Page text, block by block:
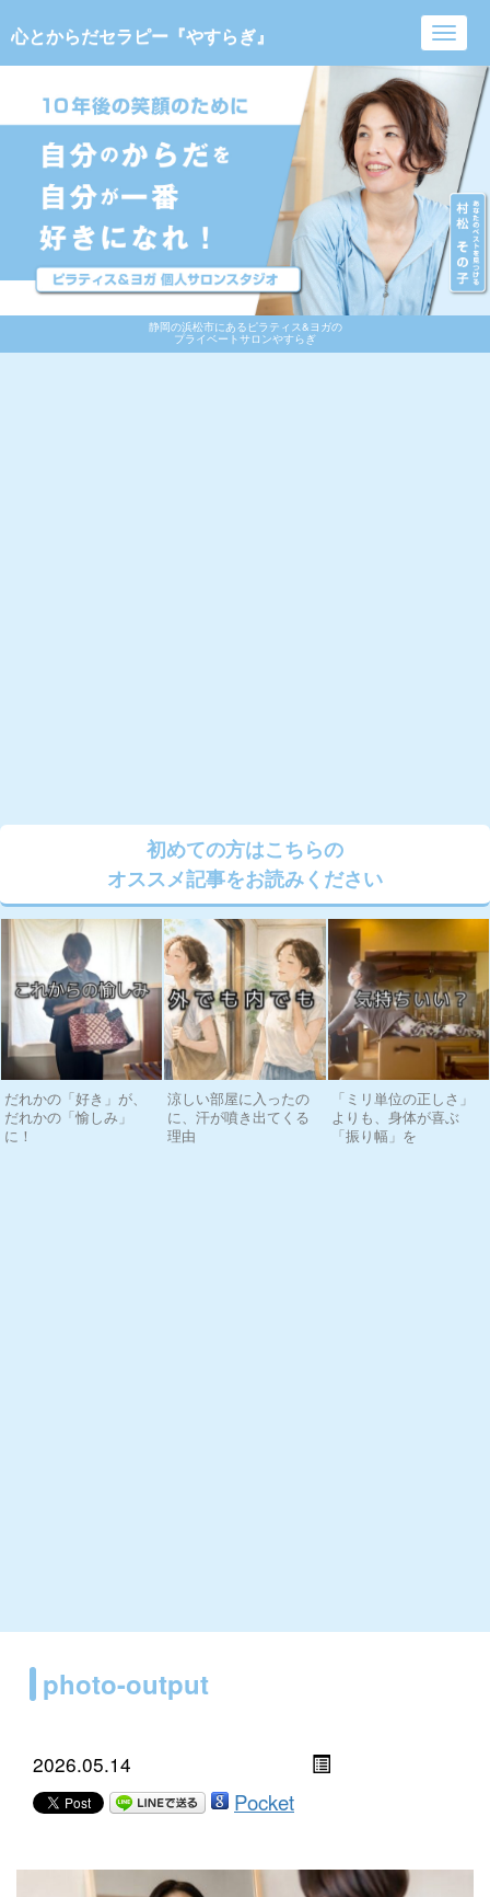
静岡の浜松市にあるピラティス&ヨガの
プライベートサロンやすらぎ
心とからだセラピー『やすらぎ』
初めての方はこちらの
オススメ記事をお読みください
だれかの「好き」が、
だれかの「愉しみ」
に！
涼しい部屋に入ったの
に、汗が噴き出てくる
理由
「ミリ単位の正しさ」
よりも、身体が喜ぶ
「振り幅」を
photo-output
2026.05.14
Pocket